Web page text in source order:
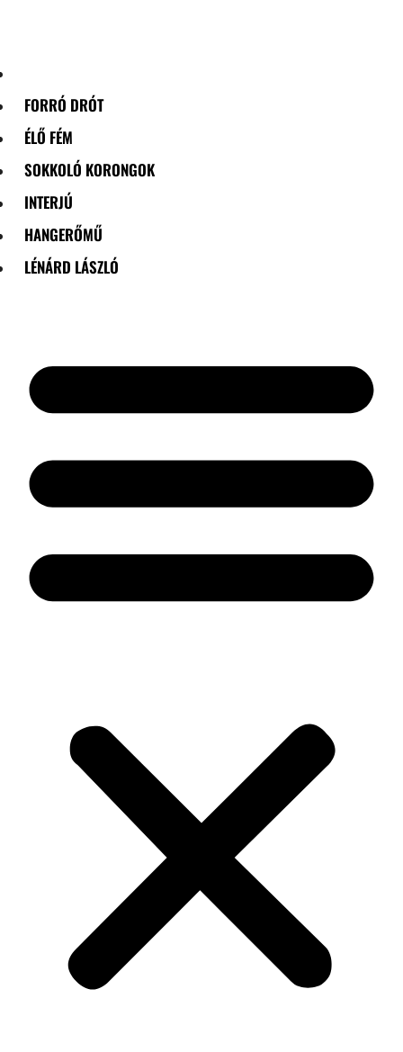
FORRÓ DRÓT
ÉLŐ FÉM
SOKKOLÓ KORONGOK
INTERJÚ
HANGERŐMŰ
LÉNÁRD LÁSZLÓ